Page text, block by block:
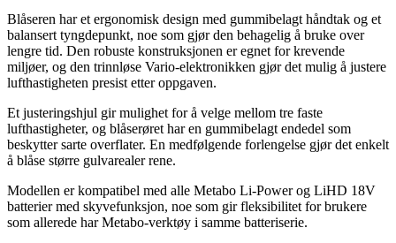
Blåseren har et ergonomisk design med gummibelagt håndtak og et
balansert tyngdepunkt, noe som gjør den behagelig å bruke over
lengre tid. Den robuste konstruksjonen er egnet for krevende
miljøer, og den trinnløse Vario-elektronikken gjør det mulig å justere
lufthastigheten presist etter oppgaven.
Et justeringshjul gir mulighet for å velge mellom tre faste
lufthastigheter, og blåserøret har en gummibelagt endedel som
beskytter sarte overflater. En medfølgende forlengelse gjør det enkelt
å blåse større gulvarealer rene.
Modellen er kompatibel med alle Metabo Li-Power og LiHD 18V
batterier med skyvefunksjon, noe som gir fleksibilitet for brukere
som allerede har Metabo-verktøy i samme batteriserie.